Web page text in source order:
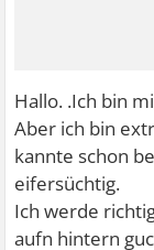
Hallo. .Ich bin
Aber ich bin
kannte schon
eifersüchtig.
Ich werde
aufn hintern